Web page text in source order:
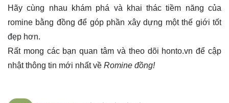
Hãy cùng nhau khám phá và khai thác tiềm năng của
romine bằng đồng để góp phần xây dựng một thế giới tốt
đẹp hơn.
Rất mong các bạn quan tâm và theo dõi honto.vn để cập
nhật thông tin mới nhất về Romine đồng!